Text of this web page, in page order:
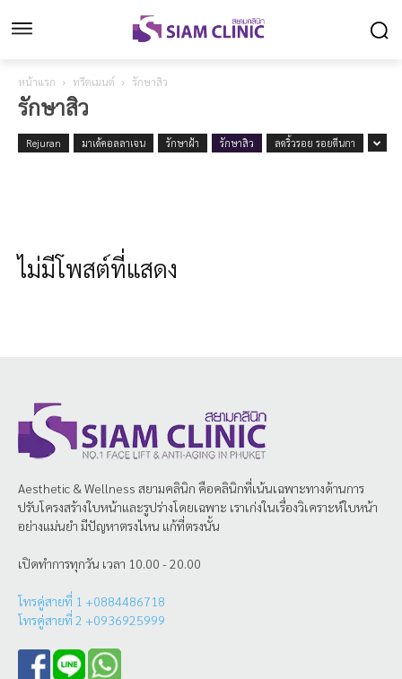
หน้าแรก ทรีตเมนต์ รักษาสิว
รักษาสิว
Rejuran มาเด้คอลลาเจน รักษาฝ้า รักษาสิว ลดริ้วรอย รอยตีนกา
ไม่มีโพสต์ที่แสดง
Aesthetic & Wellness สยามคลินิก คือคลินิกที่เน้นเฉพาะทางด้านการ
ปรับโครงสร้างใบหน้าและรูปร่างโดยเฉพาะ เราเก่งในเรื่องวิเคราะห์ใบหน้า
อย่างแม่นยำ มีปัญหาตรงไหน แก้ที่ตรงนั้น
เปิดทำการทุกวัน เวลา 10.00 - 20.00
โทรคู่สายที่ 1 +0884486718
โทรคู่สายที่ 2 +0936925999